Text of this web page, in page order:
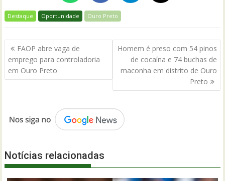
Destaque Oportunidade Ouro Preto
Navegação
de
Post
FAOP abre vaga de
emprego para controladoria
em Ouro Preto
Homem é preso com 54 pinos
de cocaína e 74 buchas de
maconha em distrito de Ouro
Preto
Notícias relacionadas